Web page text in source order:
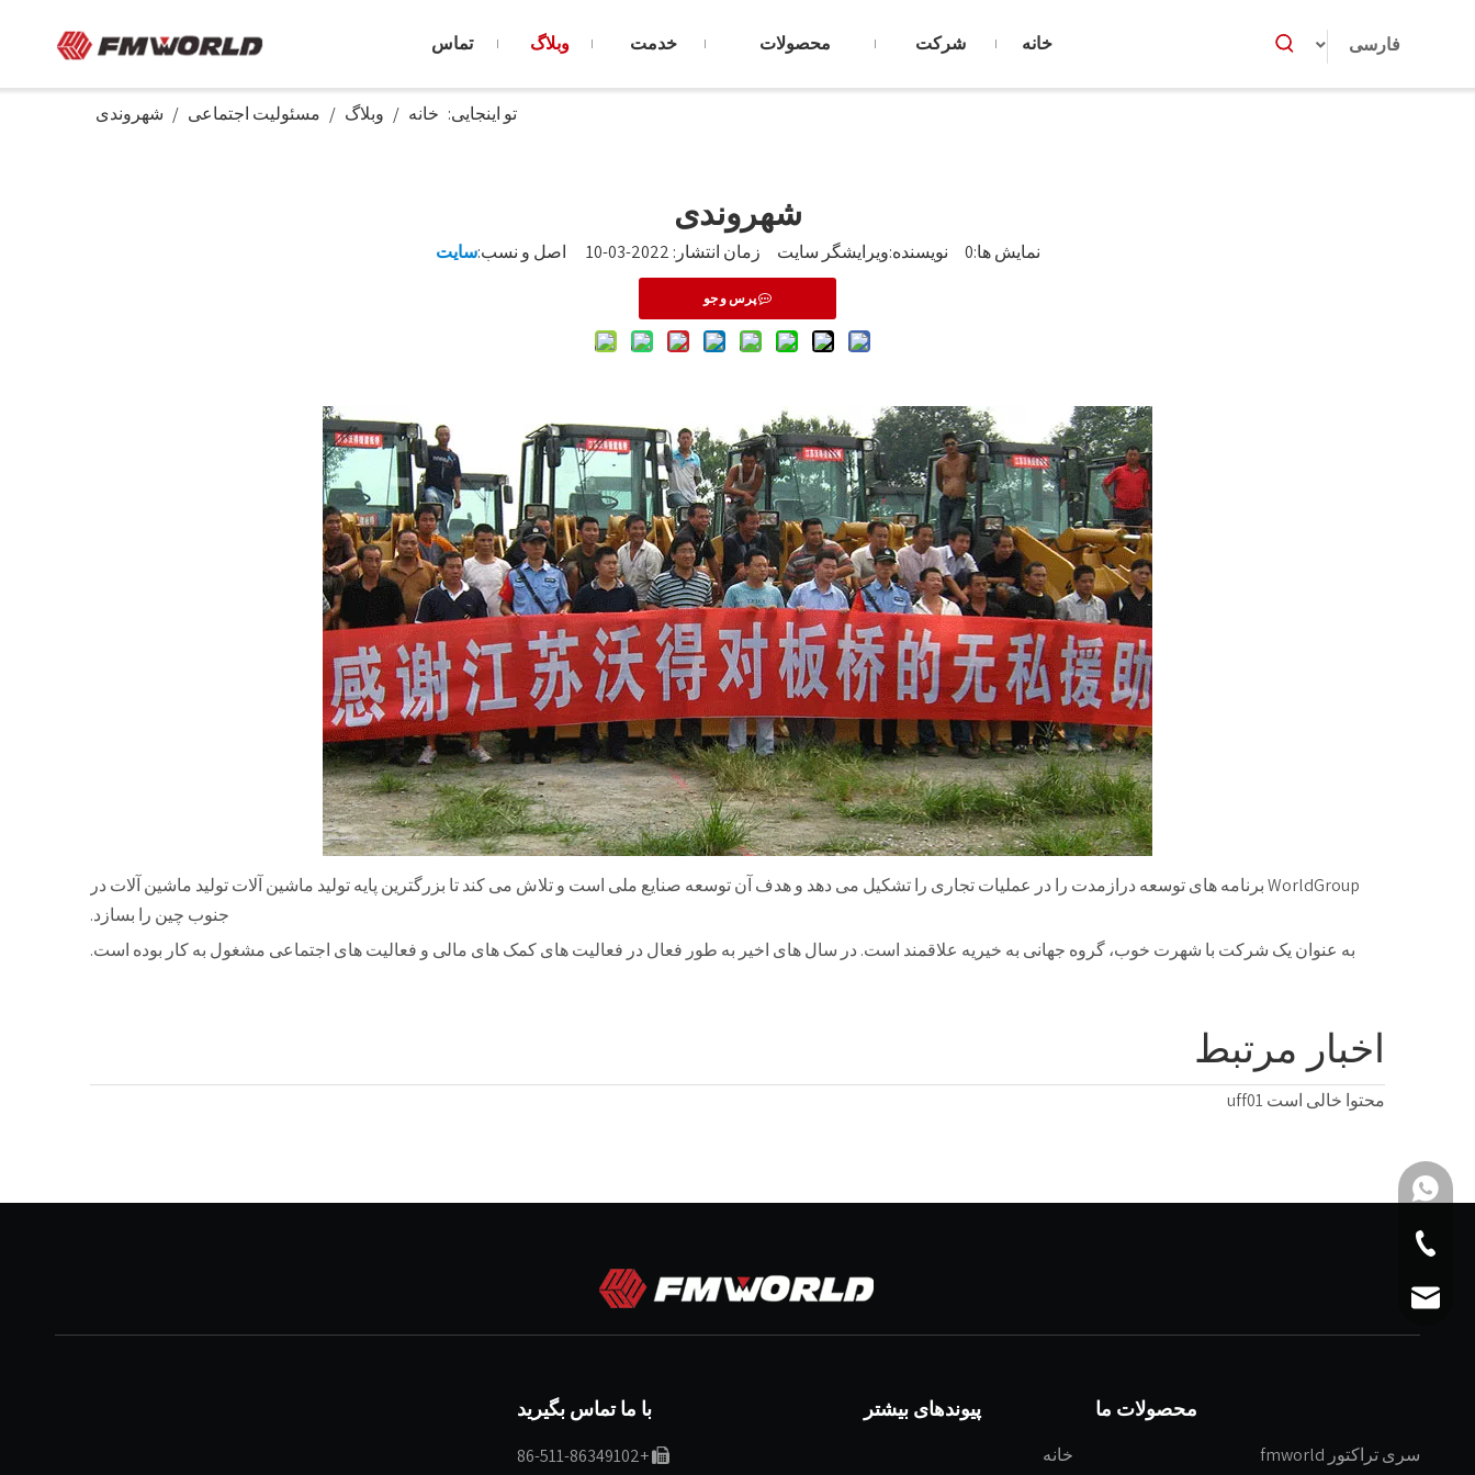
خانه شرکت محصولات خدمت وبلاگ تماس فارسی
تو اینجایی: خانه / وبلاگ / مسئولیت اجتماعی / شهروندی
شهروندی
نمایش ها:0 نویسنده:ویرایشگر سایت زمان انتشار: 2022-03-10 اصل و نسب: سایت
پرس و جو
WorldGroup برنامه های توسعه درازمدت را در عملیات تجاری را تشکیل می دهد و هدف آن توسعه صنایع ملی است و تلاش می کند تا بزرگترین پایه تولید ماشین آلات تولید ماشین آلات در
جنوب چین را بسازد.
به عنوان یک شرکت با شهرت خوب، گروه جهانی به خیریه علاقمند است. در سال های اخیر به طور فعال در فعالیت های کمک های مالی و فعالیت های اجتماعی مشغول به کار بوده است.
اخبار مرتبط
محتوا خالی است uff01
محصولات ما
سری تراکتور fmworld
پیوندهای بیشتر
خانه
با ما تماس بگیرید

+86-511-86349102
+86 15906103178
+86-511-86349102